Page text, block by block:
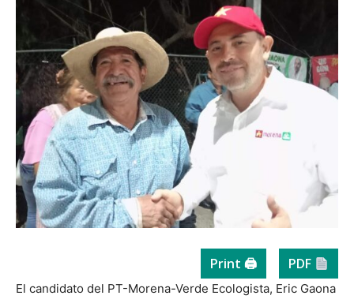
Print 🖨 PDF
El candidato del PT-Morena-Verde Ecologista, Eric Gaona